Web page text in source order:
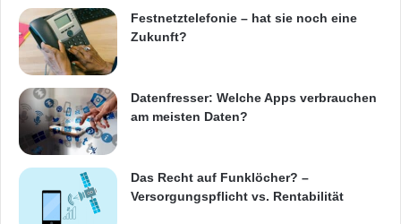
Festnetztelefonie – hat sie noch eine
Zukunft?
Datenfresser: Welche Apps verbrauchen
am meisten Daten?
Das Recht auf Funklöcher? –
Versorgungspflicht vs. Rentabilität